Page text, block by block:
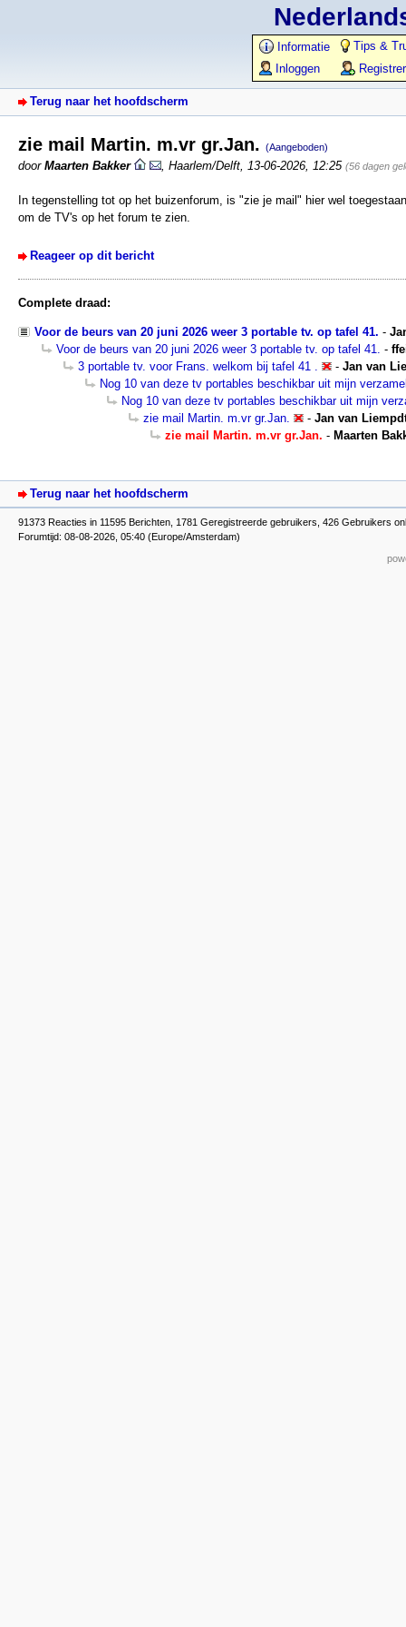
Informatie
Tips &
Inloggen
Terug naar het hoofdscherm
zie mail Martin. m.vr gr.Jan. (Aangeboden)
door Maarten Bakker Haarlem/Delft 13-06-2026, 12:25 (56 dagen
In tegenstelling tot op het buizenforum, is "zie je mail" hier wel
om de TV's op het forum te zien.
Reageer op dit bericht
Complete draad:
Voor de beurs van 20 juni 2026 weer 3 portable tv. op tafel 41. -
Voor de beurs van 20 juni 2026 weer 3 portable tv. op tafel 41.
-
3 portable tv. voor Frans. welkom bij tafel 41 .
- Jan van
Nog 10 van deze tv portables beschikbar uit mijn
Nog 10 van deze tv portables beschikbar uit mijn
zie mail Martin. m.vr gr.Jan.
- Jan van
zie mail Martin. m.vr gr.Jan. - Maarten
Terug naar het hoofdscherm
91373 Reacties in 11595 Berichten, 1781 Geregistreerde gebruikers, 426 Gebruikers
Forumtijd: 08-08-2026, 05:40 (Europe/Amsterdam)